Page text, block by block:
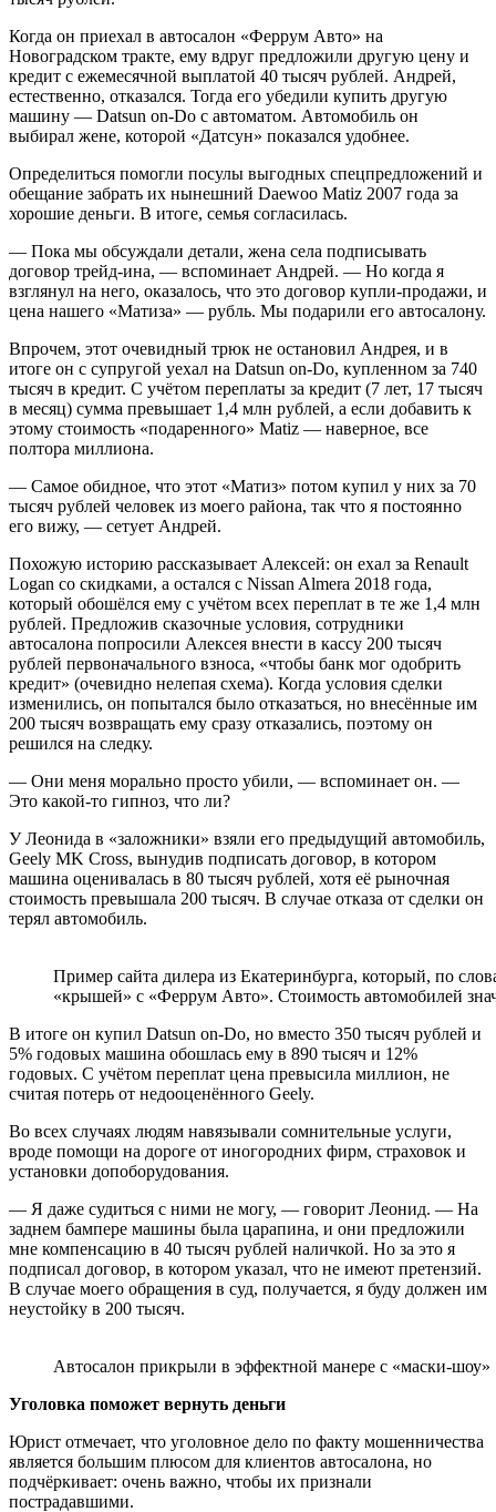
Когда он приехал в автосалон «Феррум Авто» на
Новоградском тракте, ему вдруг предложили другую цену и
кредит с ежемесячной выплатой 40 тысяч рублей. Андрей,
естественно, отказался. Тогда его убедили купить другую
машину — Datsun on-Do с автоматом. Автомобиль он
выбирал жене, которой «Датсун» показался удобнее.
Определиться помогли посулы выгодных спецпредложений и
обещание забрать их нынешний Daewoo Matiz 2007 года за
хорошие деньги. В итоге, семья согласилась.
— Пока мы обсуждали детали, жена села подписывать
договор трейд-ина, — вспоминает Андрей. — Но когда я
взглянул на него, оказалось, что это договор купли-продажи, и
цена нашего «Матиза» — рубль. Мы подарили его автосалону.
Впрочем, этот очевидный трюк не остановил Андрея, и в
итоге он с супругой уехал на Datsun on-Do, купленном за 740
тысяч в кредит. С учётом переплаты за кредит (7 лет, 17 тысяч
в месяц) сумма превышает 1,4 млн рублей, а если добавить к
этому стоимость «подаренного» Matiz — наверное, все
полтора миллиона.
— Самое обидное, что этот «Матиз» потом купил у них за 70
тысяч рублей человек из моего района, так что я постоянно
его вижу, — сетует Андрей.
Похожую историю рассказывает Алексей: он ехал за Renault
Logan со скидками, а остался с Nissan Almera 2018 года,
который обошёлся ему с учётом всех переплат в те же 1,4 млн
рублей. Предложив сказочные условия, сотрудники
автосалона попросили Алексея внести в кассу 200 тысяч
рублей первоначального взноса, «чтобы банк мог одобрить
кредит» (очевидно нелепая схема). Когда условия сделки
изменились, он попытался было отказаться, но внесённые им
200 тысяч возвращать ему сразу отказались, поэтому он
решился на следку.
— Они меня морально просто убили, — вспоминает он. —
Это какой-то гипноз, что ли?
У Леонида в «заложники» взяли его предыдущий автомобиль,
Geely MK Cross, вынудив подписать договор, в котором
машина оценивалась в 80 тысяч рублей, хотя её рыночная
стоимость превышала 200 тысяч. В случае отказа от сделки он
терял автомобиль.
Пример сайта дилера из Екатеринбурга, который, по
«крышей» с «Феррум Авто». Стоимость автомобилей
В итоге он купил Datsun on-Do, но вместо 350 тысяч рублей и
5% годовых машина обошлась ему в 890 тысяч и 12%
годовых. С учётом переплат цена превысила миллион, не
считая потерь от недооценённого Geely.
Во всех случаях людям навязывали сомнительные услуги,
вроде помощи на дороге от иногородних фирм, страховок и
установки допоборудования.
— Я даже судиться с ними не могу, — говорит Леонид. — На
заднем бампере машины была царапина, и они предложили
мне компенсацию в 40 тысяч рублей наличкой. Но за это я
подписал договор, в котором указал, что не имеют претензий.
В случае моего обращения в суд, получается, я буду должен им
неустойку в 200 тысяч.
Автосалон прикрыли в эффектной манере с «маски-шоу»
Уголовка поможет вернуть деньги
Юрист отмечает, что уголовное дело по факту мошенничества
является большим плюсом для клиентов автосалона, но
подчёркивает: очень важно, чтобы их признали
пострадавшими.